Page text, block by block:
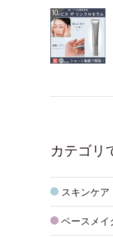
カテゴリ
スキンケア
ベースメイ